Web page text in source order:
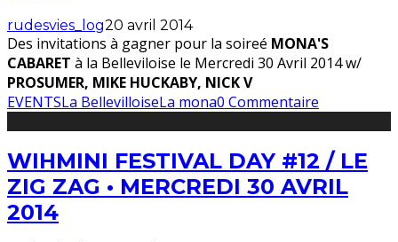
rudesvies_log20 avril 2014
Des invitations à gagner pour la soireé MONA'S
CABARET à la Belleviloise le Mercredi 30 Avril 2014 w/
PROSUMER, MIKE HUCKABY, NICK V
EVENTSLa BellevilloiseLa mona0 Commentaire
WIHMINI FESTIVAL DAY #12 / LE
ZIG ZAG • MERCREDI 30 AVRIL
2014